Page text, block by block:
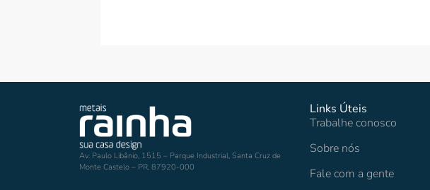
Av. Paulo Libânio, 1515 – Parque Industrial, Santa Cruz de
Monte Castelo – PR, 87920-000
Links Úteis
Trabalhe conosco
Sobre nós
Fale com a gente